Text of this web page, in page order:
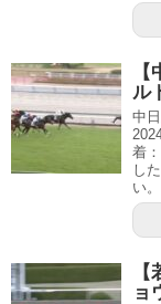
ル
中
着
し
い。
ョ